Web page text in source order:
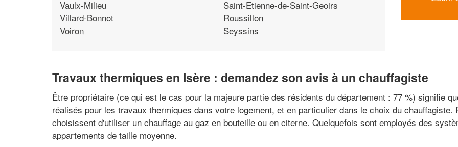
Vaulx-Milieu
Villard-Bonnot
Voiron
Saint-Etienne-de-Saint-Geoirs
Roussillon
Seyssins
Travaux thermiques en Isère : demandez son avis à un chauffagiste
Être propriétaire (ce qui est le cas pour la majeure partie des résidents du département : 77 %) signifie
réalisés pour les travaux thermiques dans votre logement, et en particulier dans le choix du
choisissent d'utiliser un chauffage au gaz en bouteille ou en citerne. Quelquefois sont employés des
appartements de taille moyenne.